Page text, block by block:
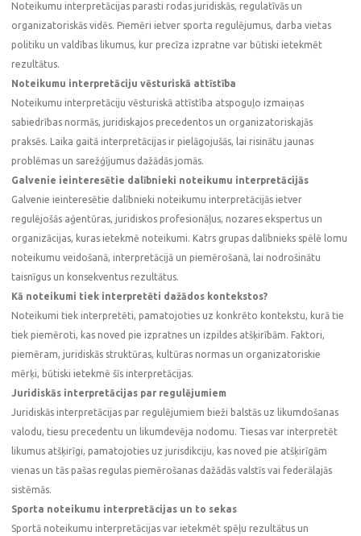
Noteikumu interpretācijas parasti rodas juridiskās, regulatīvās un
organizatoriskās vidēs. Piemēri ietver sporta regulējumus, darba vietas
politiku un valdības likumus, kur precīza izpratne var būtiski ietekmēt
rezultātus.
Noteikumu interpretāciju vēsturiskā attīstība
Noteikumu interpretāciju vēsturiskā attīstība atspoguļo izmaiņas
sabiedrības normās, juridiskajos precedentos un organizatoriskajās
praksēs. Laika gaitā interpretācijas ir pielāgojušās, lai risinātu jaunas
problēmas un sarežģījumus dažādās jomās.
Galvenie ieinteresētie dalībnieki noteikumu interpretācijās
Galvenie ieinteresētie dalībnieki noteikumu interpretācijās ietver
regulējošās aģentūras, juridiskos profesionāļus, nozares ekspertus un
organizācijas, kuras ietekmē noteikumi. Katrs grupas dalībnieks spēlē lomu
noteikumu veidošanā, interpretācijā un piemērošanā, lai nodrošinātu
taisnīgus un konsekventus rezultātus.
Kā noteikumi tiek interpretēti dažādos kontekstos?
Noteikumi tiek interpretēti, pamatojoties uz konkrēto kontekstu, kurā tie
tiek piemēroti, kas noved pie izpratnes un izpildes atšķirībām. Faktori,
piemēram, juridiskās struktūras, kultūras normas un organizatoriskie
mērķi, būtiski ietekmē šīs interpretācijas.
Juridiskās interpretācijas par regulējumiem
Juridiskās interpretācijas par regulējumiem bieži balstās uz likumdošanas
valodu, tiesu precedentu un likumdevēja nodomu. Tiesas var interpretēt
likumus atšķirīgi, pamatojoties uz jurisdikciju, kas noved pie atšķirīgām
vienas un tās pašas regulas piemērošanas dažādās valstīs vai federālajās
sistēmās.
Sporta noteikumu interpretācijas un to sekas
Sportā noteikumu interpretācijas var ietekmēt spēļu rezultātus un